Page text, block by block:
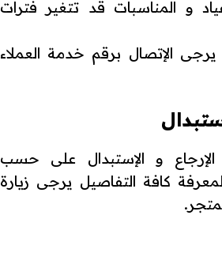
و المناسبات قد تتغير فترات
الإتصال برقم خدمة العملاء
و الإستبدال على حسب
كافة التفاصيل يرجى زيارة